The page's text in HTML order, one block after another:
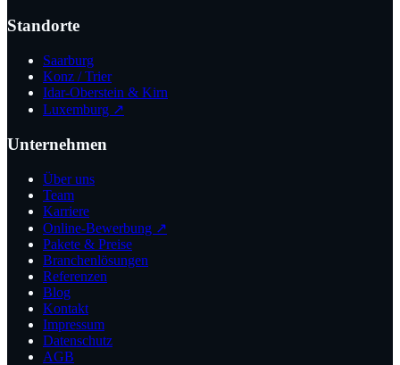
Standorte
Saarburg
Konz / Trier
Idar-Oberstein & Kirn
Luxemburg ↗
Unternehmen
Über uns
Team
Karriere
Online-Bewerbung ↗
Pakete & Preise
Branchenlösungen
Referenzen
Blog
Kontakt
Impressum
Datenschutz
AGB